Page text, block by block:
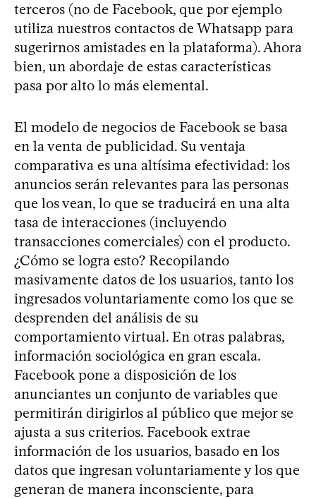
terceros (no de Facebook, que por ejemplo
utiliza nuestros contactos de Whatsapp para
sugerirnos amistades en la plataforma). Ahora
bien, un abordaje de estas características
pasa por alto lo más elemental.
El modelo de negocios de Facebook se basa
en la venta de publicidad. Su ventaja
comparativa es una altísima efectividad: los
anuncios serán relevantes para las personas
que los vean, lo que se traducirá en una alta
tasa de interacciones (incluyendo
transacciones comerciales) con el producto.
¿Cómo se logra esto? Recopilando
masivamente datos de los usuarios, tanto los
ingresados voluntariamente como los que se
desprenden del análisis de su
comportamiento virtual. En otras palabras,
información sociológica en gran escala.
Facebook pone a disposición de los
anunciantes un conjunto de variables que
permitirán dirigirlos al público que mejor se
ajusta a sus criterios. Facebook extrae
información de los usuarios, basado en los
datos que ingresan voluntariamente y los que
generan de manera inconsciente, para